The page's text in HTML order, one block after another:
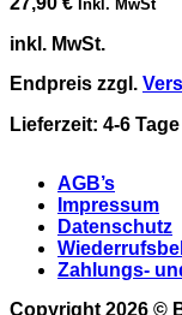
Inkl. MwSt
inkl. MwSt.
Endpreis zzgl.
Lieferzeit: 4-6 Tage
AGB’s
Impressum
Datenschutz
Zahlungs-
Copyright 2026 ©